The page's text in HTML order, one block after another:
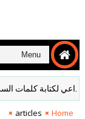
كلمات السر.
Home
articles